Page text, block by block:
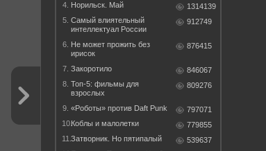
4. Норильск. Май
1314139
5. Самый влиятельный
интеллектуал России
912749
6. Не может прожить без
ирисок
876415
7. Закоротило
846067
8. Топ-5: фильмы для
взрослых
809276
9. «Роботы» против Daft Punk
797071
10.Коблы и малолетки
779855
11.Затворник. Но пятипалый
539637